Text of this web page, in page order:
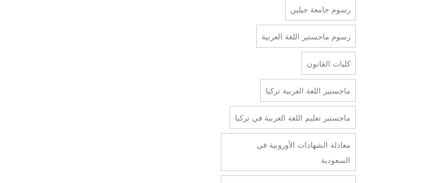
رسوم جامعة جيلين
رسوم ماجستير اللغة العربية
كليات القانون
ماجستير اللغة العربية تركيا
ماجستير تعليم اللغة العربية في تركيا
معادلة الشهادات الأوروبية في
السعودية